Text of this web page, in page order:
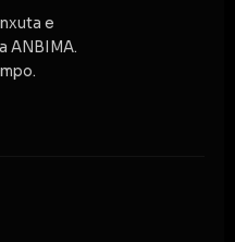
e
ANBIMA.